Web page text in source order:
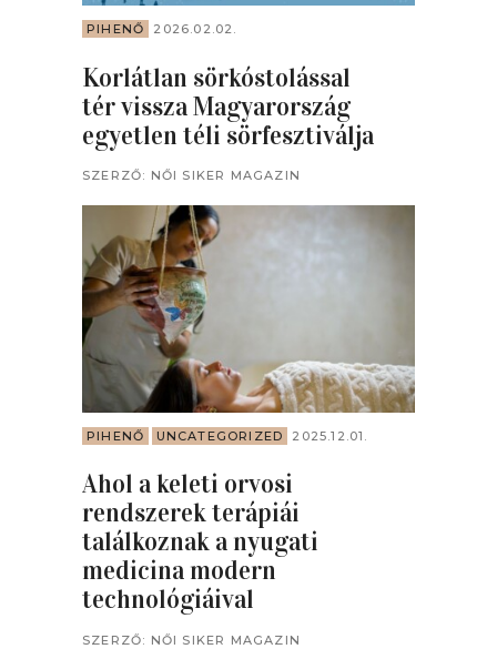
PIHENŐ 2026.02.02.
Korlátlan sörkóstolással
tér vissza Magyarország
egyetlen téli sörfesztiválja
SZERZŐ: NŐI SIKER MAGAZIN
PIHENŐ UNCATEGORIZED 2025.12.01.
Ahol a keleti orvosi
rendszerek terápiái
találkoznak a nyugati
medicina modern
technológiáival
SZERZŐ: NŐI SIKER MAGAZIN